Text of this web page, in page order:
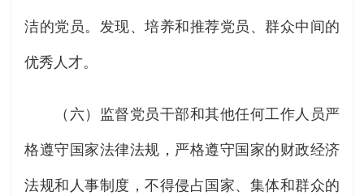
洁的党员。发现、培养和推荐党员、群众中间的
优秀人才。
（六）监督党员干部和其他任何工作人员严
格遵守国家法律法规，严格遵守国家的财政经济
法规和人事制度，不得侵占国家、集体和群众的